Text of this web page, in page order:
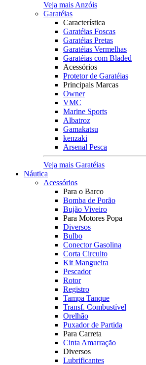
Veja mais Anzóis
Garatéias
Característica
Garatéias Foscas
Garatéias Pretas
Garatéias Vermelhas
Garatéias com Bladed
Acessórios
Protetor de Garatéias
Principais Marcas
Owner
VMC
Marine Sports
Albatroz
Gamakatsu
kenzaki
Arsenal Pesca
Veja mais Garatéias
Náutica
Acessórios
Para o Barco
Bomba de Porão
Bujão Viveiro
Para Motores Popa
Diversos
Bulbo
Conector Gasolina
Corta Circuito
Kit Mangueira
Pescador
Rotor
Registro
Tampa Tanque
Transf. Combustível
Orelhão
Puxador de Partida
Para Carreta
Cinta Amarração
Diversos
Lubrificantes